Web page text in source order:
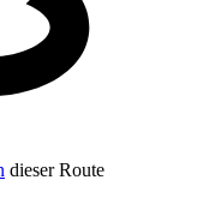
dieser Route